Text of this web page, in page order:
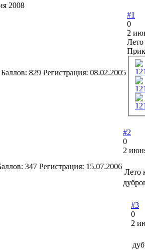
2008
Баллов: 829 Регистрация: 08.02.2005
#1
0
2
Лето
347 Регистрация: 15.07.2006
#2
0
2
Лето
#3
0
2